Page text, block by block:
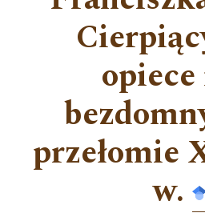
przełomie
w.